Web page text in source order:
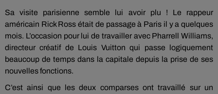
Sa visite parisienne semble lui avoir plu ! Le rappeur
américain Rick Ross était de passage à Paris il y a quelques
mois. L’occasion pour lui de travailler avec Pharrell Williams,
directeur créatif de Louis Vuitton qui passe logiquement
beaucoup de temps dans la capitale depuis la prise de ses
nouvelles fonctions.
C’est ainsi que les deux comparses ont travaillé sur un